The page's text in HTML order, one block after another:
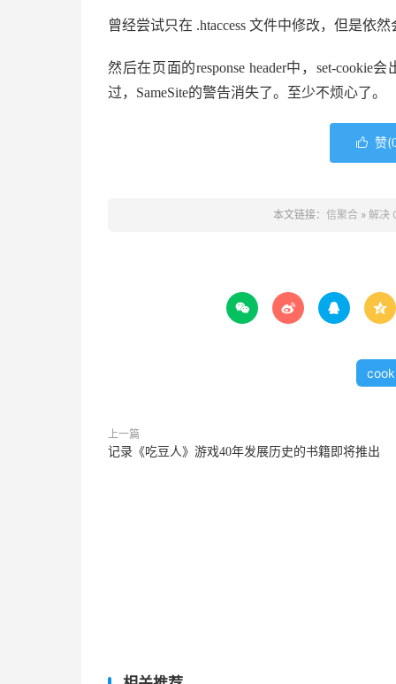
曾经尝试只在 .htaccess 文件中修改，但是依
然后在页面的response header中，set-cookie
过，SameSite的警告消失了。至少不烦心了。
 赞(
本文链接： 信聚合 » 解决
   
上一篇
记录《吃豆人》游戏40年发展历史的书籍即将推出